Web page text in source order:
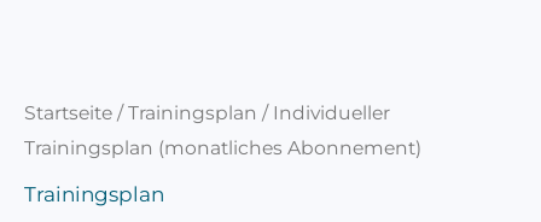
Startseite /Trainingsplan / Individueller
Trainingsplan (monatliches Abonnement)
Trainingsplan